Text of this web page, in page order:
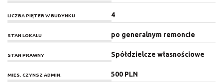
LICZBA PIĘTER W BUDYNKU 4
STAN LOKALU po generalnym remoncie
STAN PRAWNY Spółdzielcze własnościowe
MIES. CZYNSZ ADMIN. 500 PLN